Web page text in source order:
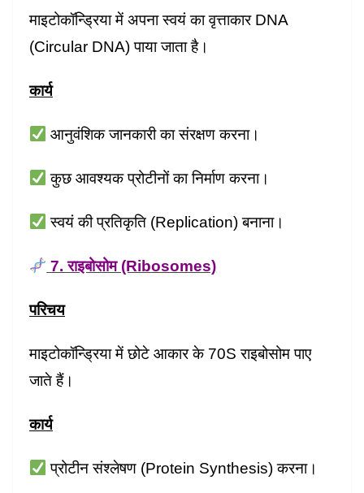
माइटोकॉन्ड्रिया में अपना स्वयं का वृत्ताकार DNA
(Circular DNA) पाया जाता है।
कार्य
आनुवंशिक जानकारी का संरक्षण करना।
कुछ आवश्यक प्रोटीनों का निर्माण करना।
स्वयं की प्रतिकृति (Replication) बनाना।
7. राइबोसोम (Ribosomes)
परिचय
माइटोकॉन्ड्रिया में छोटे आकार के 70S राइबोसोम पाए
जाते हैं।
कार्य
प्रोटीन संश्लेषण (Protein Synthesis) करना।